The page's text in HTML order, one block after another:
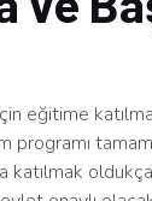
eğitime
programı
katılmak